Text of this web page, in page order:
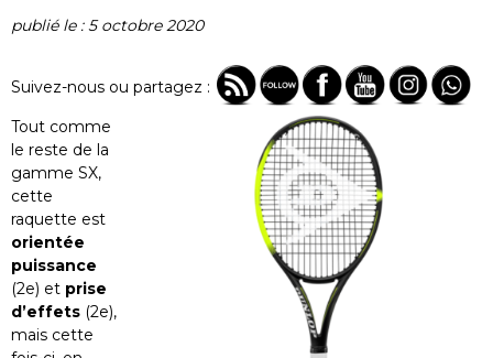
LES GUIDES DU MATERIEL
publié le : 5 octobre 2020
Suivez-nous ou partagez :
Tout comme
le reste de la
gamme SX,
cette
raquette est
orientée
puissance
(2e) et prise
d’effets (2e),
mais cette